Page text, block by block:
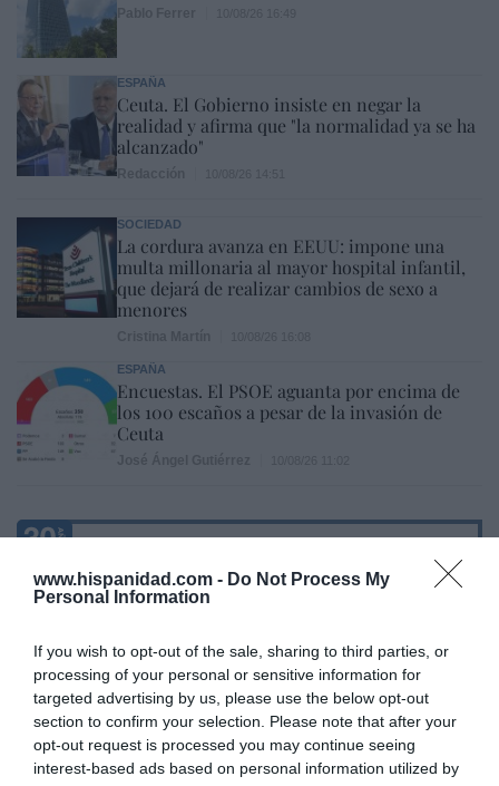
www.hispanidad.com - Do Not Process My
Personal Information
If you wish to opt-out of the sale, sharing to third parties, or
processing of your personal or sensitive information for
targeted advertising by us, please use the below opt-out
section to confirm your selection. Please note that after your
opt-out request is processed you may continue seeing
interest-based ads based on personal information utilized by
ESPAÑA
Ceuta. El Gobierno insiste en negar la
realidad y afirma que "la normalidad ya se ha
alcanzado"
SOCIEDAD
La cordura avanza en EEUU: impone una
multa millonaria al mayor hospital infantil,
que dejará de realizar cambios de sexo a
menores
ESPAÑA
Encuestas. El PSOE aguanta por encima de
los 100 escaños a pesar de la invasión de
Ceuta
historia, de poner la verdadera, de
desmontar la falsificación, es un trabajo
por Hispanidad
Artículos anteriores
DIARIO DE LA CORRUPCIÓN SANCHISTA